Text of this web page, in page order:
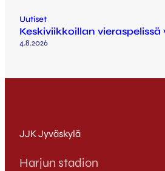
Uutiset
Keskiviikkoillan vieraspelissä
4.8.2026
JJK Jyväskylä
Harjun stadion